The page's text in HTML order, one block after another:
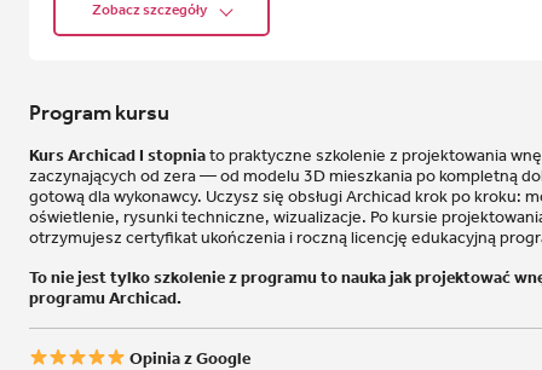
Program kursu
Kurs Archicad I stopniato praktyczne szkolenie z projektowania
zaczynających od zera — od modelu 3D mieszkania po kompletną
gotową dla wykonawcy. Uczysz się obsługi Archicad krok po kroku:
oświetlenie, rysunki techniczne, wizualizacje. Po kursie
otrzymujesz certyfikat ukończenia i roczną licencję edukacyjną
To nie jest tylko szkolenie z programu to nauka jak projektować
programu Archicad.
Opinia z Google
Zobacz szczegóły